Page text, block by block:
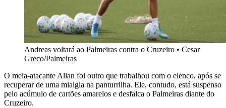
Andreas voltará ao Palmeiras contra o Cruzeiro • Cesar
Greco/Palmeiras
O meia-atacante Allan foi outro que trabalhou com o elenco, após se
recuperar de uma mialgia na panturrilha. Ele, contudo, está suspenso
pelo acúmulo de cartões amarelos e desfalca o Palmeiras diante do
Cruzeiro.